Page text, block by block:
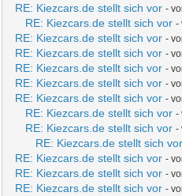
RE: Kiezcars.de stellt sich vor -
RE: Kiezcars.de stellt sich vor -
RE: Kiezcars.de stellt sich vor -
RE: Kiezcars.de stellt sich vor -
RE: Kiezcars.de stellt sich vor -
RE: Kiezcars.de stellt sich vor -
RE: Kiezcars.de stellt sich vor -
RE: Kiezcars.de stellt sich vor -
RE: Kiezcars.de stellt sich vor -
RE: Kiezcars.de stellt sich vor
RE: Kiezcars.de stellt sich vor -
RE: Kiezcars.de stellt sich vor -
RE: Kiezcars.de stellt sich vor -